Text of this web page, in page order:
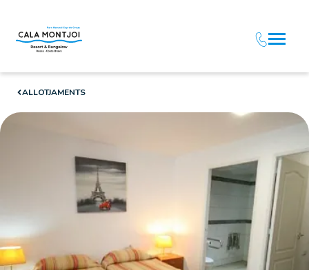
ALLOTJAMENTS